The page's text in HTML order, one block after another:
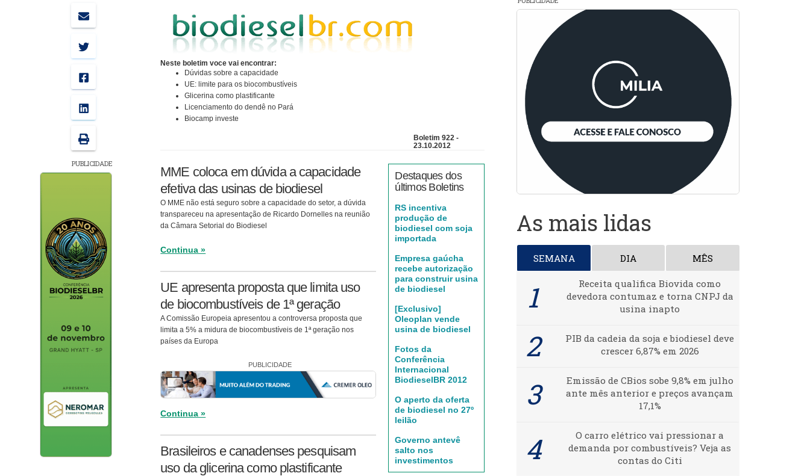
PUBLICIDADE
Neste boletim voce vai encontrar:
Dúvidas sobre a capacidade
UE: limite para os biocombustíveis
Glicerina como plastificante
Licenciamento do dendê no Pará
Biocamp investe
Boletim 922 -
23.10.2012
MME coloca em dúvida a capacidade
efetiva das usinas de biodiesel
O MME não está seguro sobre a capacidade do setor, a dúvida
transpareceu na apresentação de Ricardo Dornelles na reunião
da Câmara Setorial do Biodiesel
Continua »
UE apresenta proposta que limita uso
de biocombustíveis de 1ª geração
A Comissão Europeia apresentou a controversa proposta que
limita a 5% a midura de biocombustíveis de 1ª geração nos
países da Europa
PUBLICIDADE
Continua »
Brasileiros e canadenses pesquisam
uso da glicerina como plastificante
Destaques dos
últimos Boletins
RS incentiva
produção de
biodiesel com soja
importada
Empresa gaúcha
recebe autorização
para construir usina
de biodiesel
[Exclusivo]
Oleoplan vende
usina de biodiesel
Fotos da
Conferência
Internacional
BiodieselBR 2012
O aperto da oferta
de biodiesel no 27º
leilão
Governo antevê
salto nos
investimentos
As mais lidas
SEMANA DIA MÊS
Receita qualifica Biovida como
devedora contumaz e torna CNPJ da
usina inapto
PIB da cadeia da soja e biodiesel deve
crescer 6,87% em 2026
Emissão de CBios sobe 9,8% em julho
ante mês anterior e preços avançam
17,1%
O carro elétrico vai pressionar a
demanda por combustíveis? Veja as
contas do Citi